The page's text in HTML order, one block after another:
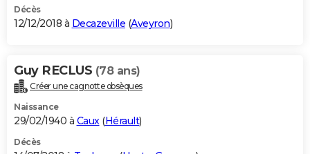
Décès
12/12/2018 à Decazeville (Aveyron)
Guy RECLUS (78 ans)
Créer une cagnotte obsèques
Naissance
29/02/1940 à Caux(Hérault)
Décès